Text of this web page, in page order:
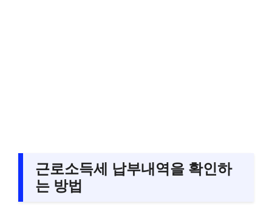
근로소득세 납부내역을 확인하
는 방법